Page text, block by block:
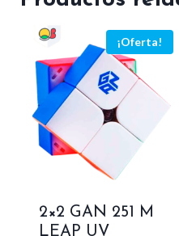
¡Oferta!
2×2 GAN 251 M
LEAP UV